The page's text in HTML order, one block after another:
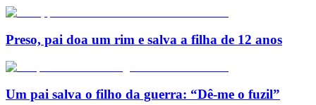
Preso, pai doa um rim e salva a filha de 12 anos
Um pai salva o filho da guerra: “Dê-me o fuzil”